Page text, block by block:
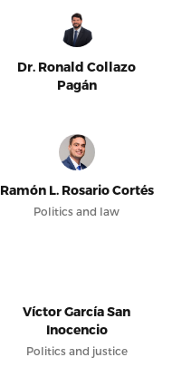
Dr. Ronald Collazo
Pagán
Ramón L. Rosario Cortés
Politics and law
Víctor García San
Inocencio
Politics and justice